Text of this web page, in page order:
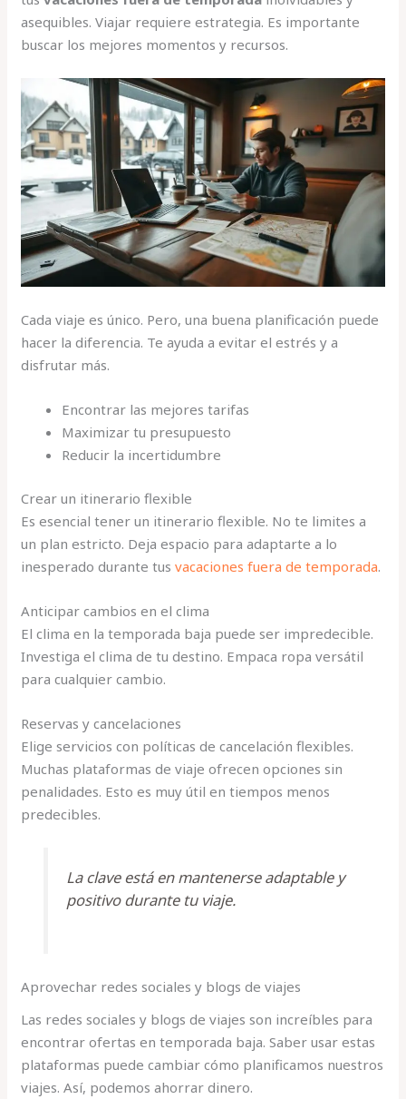
asequibles. Viajar requiere estrategia. Es importante
buscar los mejores momentos y recursos.
Cada viaje es único. Pero, una buena planificación puede
hacer la diferencia. Te ayuda a evitar el estrés y a
disfrutar más.
Encontrar las mejores tarifas
Maximizar tu presupuesto
Reducir la incertidumbre
Crear un itinerario flexible
Es esencial tener un itinerario flexible. No te limites a
un plan estricto. Deja espacio para adaptarte a lo
inesperado durante tusvacaciones fuera de temporada.
Anticipar cambios en el clima
El clima en la temporada baja puede ser impredecible.
Investiga el clima de tu destino. Empaca ropa versátil
para cualquier cambio.
Reservas y cancelaciones
Elige servicios con políticas de cancelación flexibles.
Muchas plataformas de viaje ofrecen opciones sin
penalidades. Esto es muy útil en tiempos menos
predecibles.
La clave está en mantenerse adaptable y
positivo durante tu viaje.
Aprovechar redes sociales y blogs de viajes
Las redes sociales y blogs de viajes son increíbles para
encontrar ofertas en temporada baja. Saber usar estas
plataformas puede cambiar cómo planificamos nuestros
viajes. Así, podemos ahorrar dinero.